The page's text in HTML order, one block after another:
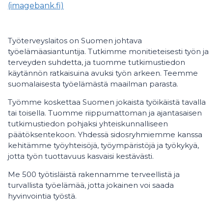
(imagebank.fi)
Työterveyslaitos on Suomen johtava
työelämäasiantuntija. Tutkimme monitieteisesti työn ja
terveyden suhdetta, ja tuomme tutkimustiedon
käytännön ratkaisuina avuksi työn arkeen. Teemme
suomalaisesta työelämästä maailman parasta.
Työmme koskettaa Suomen jokaista työikäistä tavalla
tai toisella. Tuomme riippumattoman ja ajantasaisen
tutkimustiedon pohjaksi yhteiskunnalliseen
päätöksentekoon. Yhdessä sidosryhmiemme kanssa
kehitämme työyhteisöjä, työympäristöjä ja työkykyä,
jotta työn tuottavuus kasvaisi kestävästi.
Me 500 työtisläistä rakennamme terveellistä ja
turvallista työelämää, jotta jokainen voi saada
hyvinvointia työstä.